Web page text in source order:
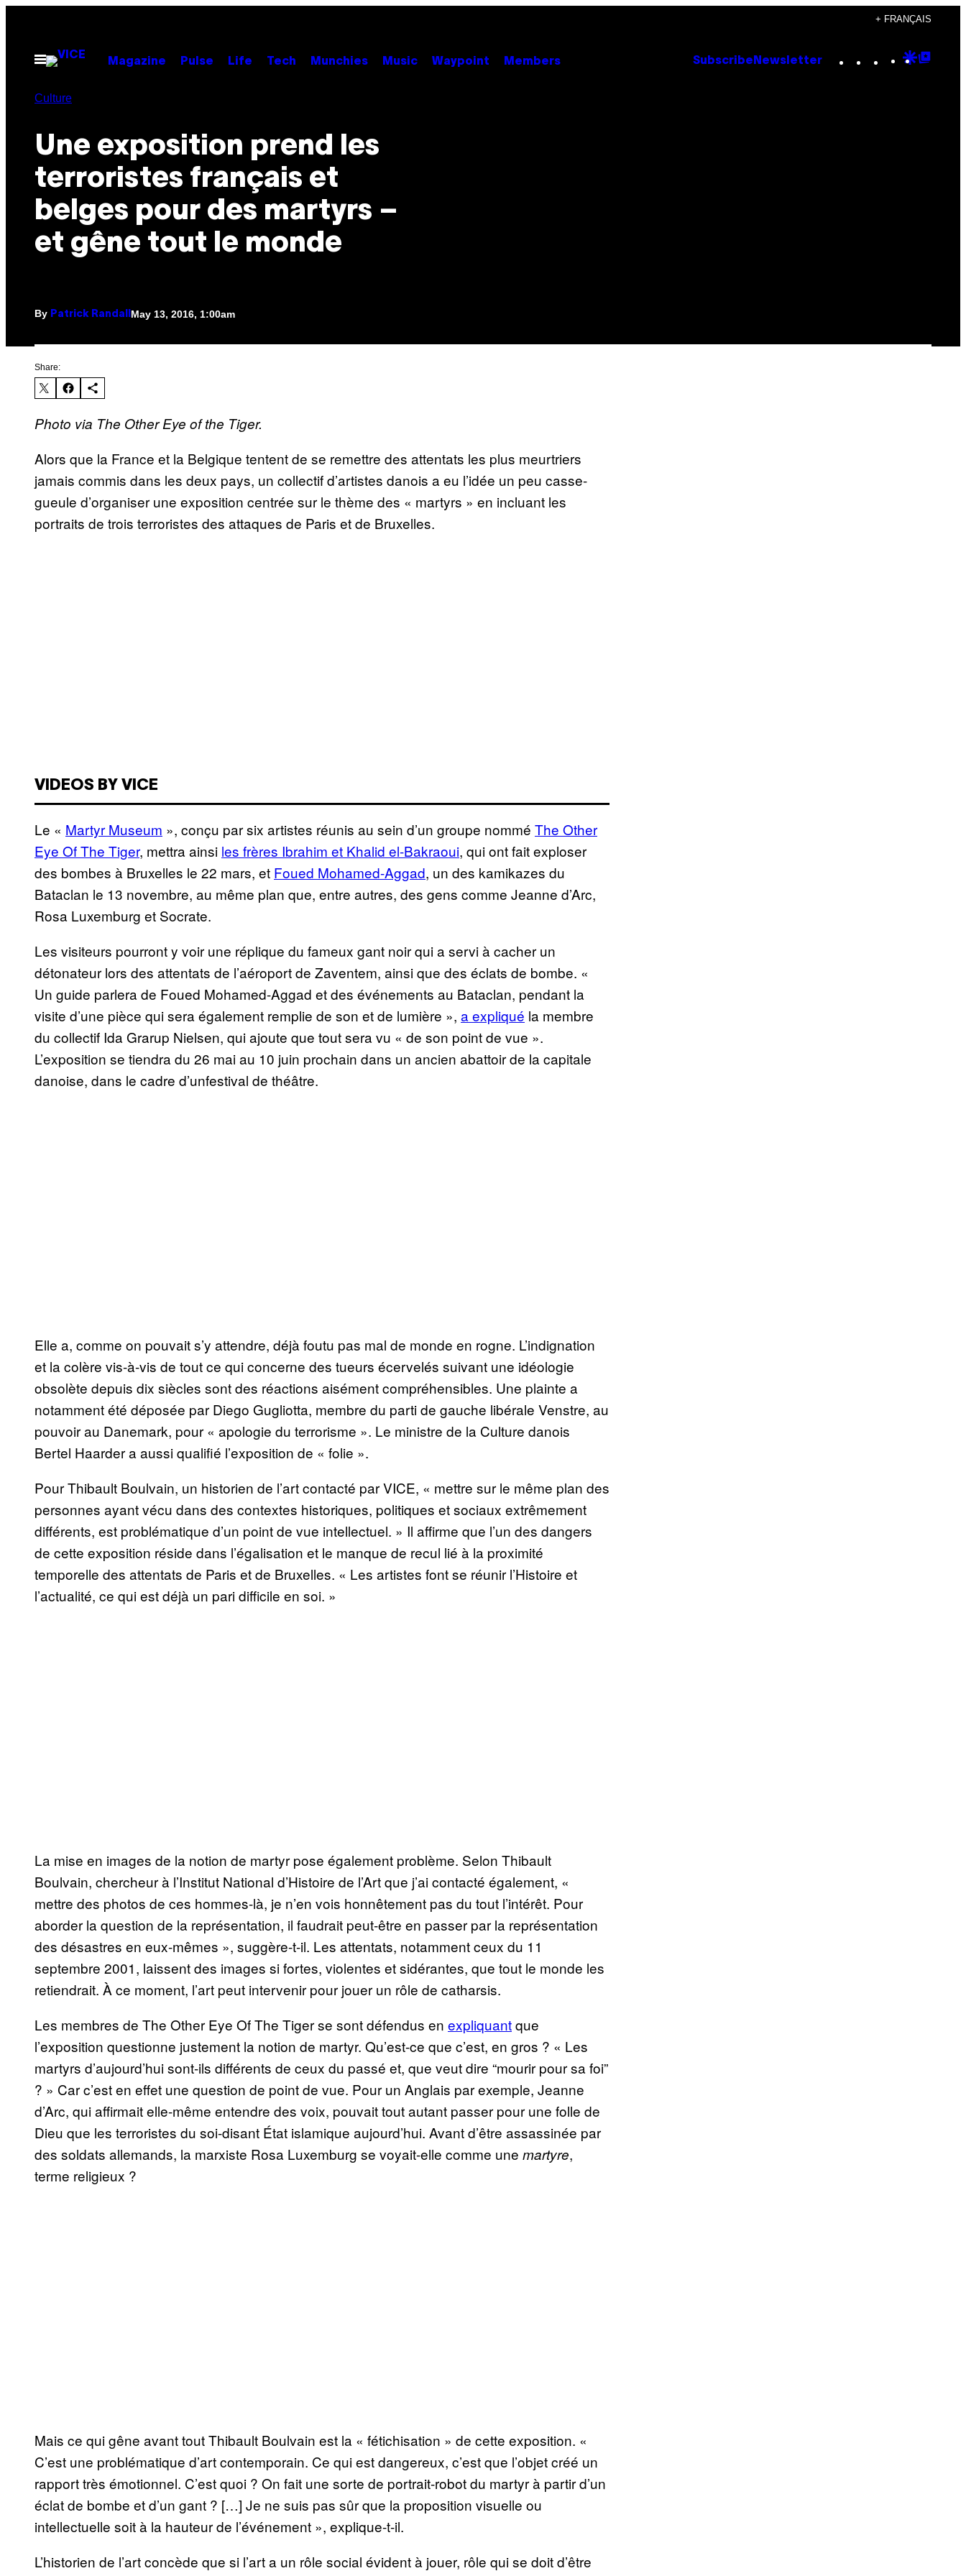
content
+ FRANÇAIS
Open
Menu
Magazine Pulse Life Tech Munchies Music Waypoint Members Subscribe Newsletter Instagram
TikTok
YouTube
Google
Culture
Une exposition prend les
terroristes français et
belges pour des martyrs –
et gêne tout le monde
By Patrick Randall May 13, 2016, 1:00am
Share:
Photo via The Other Eye of the Tiger.
Alors que la France et la Belgique tentent de se remettre des attentats les plus meurtriers
jamais commis dans les deux pays, un collectif d’artistes danois a eu l’idée un peu casse-
gueule d’organiser une exposition centrée sur le thème des « martyrs » en incluant les
portraits de trois terroristes des attaques de Paris et de Bruxelles.
VIDEOS BY VICE
Le « Martyr Museum », conçu par six artistes réunis au sein d’un groupe nommé The Other
Eye Of The Tiger, mettra ainsi les frères Ibrahim et Khalid el-Bakraoui, qui ont fait exploser
des bombes à Bruxelles le 22 mars, et Foued Mohamed-Aggad, un des kamikazes du
Bataclan le 13 novembre, au même plan que, entre autres, des gens comme Jeanne d’Arc,
Rosa Luxemburg et Socrate.
Les visiteurs pourront y voir une réplique du fameux gant noir qui a servi à cacher un
détonateur lors des attentats de l’aéroport de Zaventem, ainsi que des éclats de bombe. «
Un guide parlera de Foued Mohamed-Aggad et des événements au Bataclan, pendant la
visite d’une pièce qui sera également remplie de son et de lumière », a expliqué la membre
du collectif Ida Grarup Nielsen, qui ajoute que tout sera vu « de son point de vue ».
L’exposition se tiendra du 26 mai au 10 juin prochain dans un ancien abattoir de la capitale
danoise, dans le cadre d’unfestival de théâtre.
Elle a, comme on pouvait s’y attendre, déjà foutu pas mal de monde en rogne. L’indignation
et la colère vis-à-vis de tout ce qui concerne des tueurs écervelés suivant une idéologie
obsolète depuis dix siècles sont des réactions aisément compréhensibles. Une plainte a
notamment été déposée par Diego Gugliotta, membre du parti de gauche libérale Venstre, au
pouvoir au Danemark, pour « apologie du terrorisme ». Le ministre de la Culture danois
Bertel Haarder a aussi qualifié l’exposition de « folie ».
Pour Thibault Boulvain, un historien de l’art contacté par VICE, « mettre sur le même plan des
personnes ayant vécu dans des contextes historiques, politiques et sociaux extrêmement
différents, est problématique d’un point de vue intellectuel. » Il affirme que l’un des dangers
de cette exposition réside dans l’égalisation et le manque de recul lié à la proximité
temporelle des attentats de Paris et de Bruxelles. « Les artistes font se réunir l’Histoire et
l’actualité, ce qui est déjà un pari difficile en soi. »
La mise en images de la notion de martyr pose également problème. Selon Thibault
Boulvain, chercheur à l’Institut National d’Histoire de l’Art que j’ai contacté également, «
mettre des photos de ces hommes-là, je n’en vois honnêtement pas du tout l’intérêt. Pour
aborder la question de la représentation, il faudrait peut-être en passer par la représentation
des désastres en eux-mêmes », suggère-t-il. Les attentats, notamment ceux du 11
septembre 2001, laissent des images si fortes, violentes et sidérantes, que tout le monde les
retiendrait. À ce moment, l’art peut intervenir pour jouer un rôle de catharsis.
Les membres de The Other Eye Of The Tiger se sont défendus en expliquantque
l’exposition questionne justement la notion de martyr. Qu’est-ce que c’est, en gros ? « Les
martyrs d’aujourd’hui sont-ils différents de ceux du passé et, que veut dire “mourir pour sa foi”
? » Car c’est en effet une question de point de vue. Pour un Anglais par exemple, Jeanne
d’Arc, qui affirmait elle-même entendre des voix, pouvait tout autant passer pour une folle de
Dieu que les terroristes du soi-disant État islamique aujourd’hui. Avant d’être assassinée par
des soldats allemands, la marxiste Rosa Luxemburg se voyait-elle comme une martyre,
terme religieux ?
Mais ce qui gêne avant tout Thibault Boulvain est la « fétichisation » de cette exposition. «
C’est une problématique d’art contemporain. Ce qui est dangereux, c’est que l’objet créé un
rapport très émotionnel. C’est quoi ? On fait une sorte de portrait-robot du martyr à partir d’un
éclat de bombe et d’un gant ? […] Je ne suis pas sûr que la proposition visuelle ou
intellectuelle soit à la hauteur de l’événement », explique-t-il.
L’historien de l’art concède que si l’art a un rôle social évident à jouer, rôle qui se doit d’être